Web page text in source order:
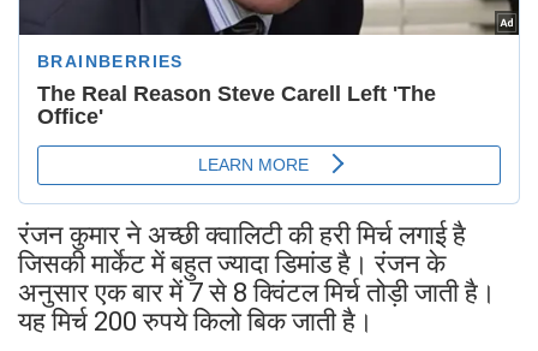
रंजन कुमार ने अच्छी क्वालिटी की हरी मिर्च लगाई है
जिसकी मार्केट में बहुत ज्यादा डिमांड है। रंजन के
अनुसार एक बार में 7 से 8 क्विंटल मिर्च तोड़ी जाती है।
यह मिर्च 200 रुपये किलो बिक जाती है।